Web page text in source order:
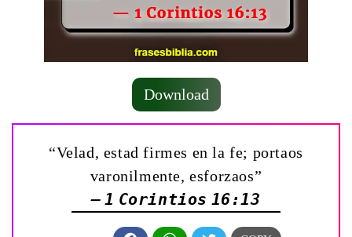
Download
“Velad, estad firmes en la fe; portaos
varonilmente, esforzaos”
— 1 Corintios 16:13